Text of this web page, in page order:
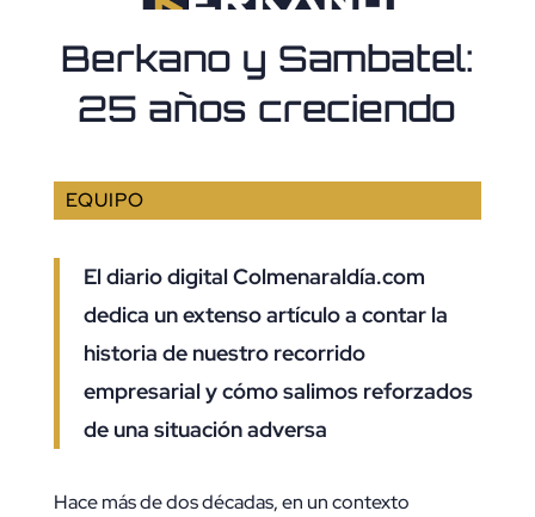
Berkano y Sambatel:
25 años creciendo
EQUIPO
El diario digital Colmenaraldía.com
dedica un extenso artículo a contar la
historia de nuestro recorrido
empresarial y cómo salimos reforzados
de una situación adversa
Hace más de dos décadas, en un contexto